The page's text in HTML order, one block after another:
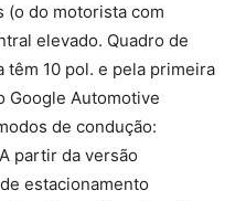
(o do motorista com
elevado. Quadro de
10 pol. e pela primeira
Google Automotive
de condução:
partir da versão
estacionamento